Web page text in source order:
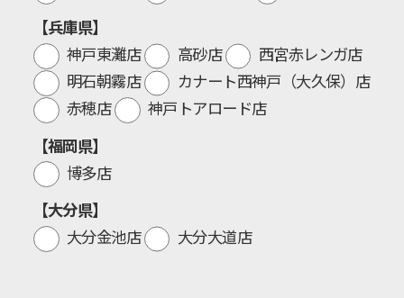
【兵庫県】
神戸東灘店
高砂店
西宮赤レンガ店
明石朝霧店
カナート西神戸（大久保）店
赤穂店
神戸トアロード店
【福岡県】
博多店
【大分県】
大分金池店
大分大道店